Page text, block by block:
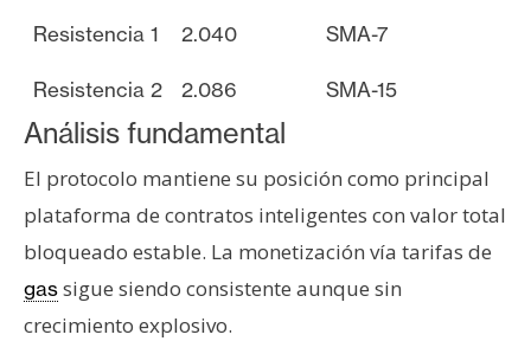
Resistencia 1 2.040 SMA-7
Resistencia 2 2.086 SMA-15
Análisis fundamental
El protocolo mantiene su posición como principal
plataforma de contratos inteligentes con valor total
bloqueado estable. La monetización vía tarifas de
gassigue siendo consistente aunque sin
crecimiento explosivo.